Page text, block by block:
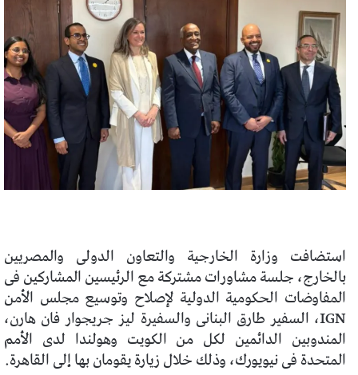
استضافت وزارة الخارجية والتعاون الدولى والمصريين
بالخارج، جلسة مشاورات مشتركة مع الرئيسين المشاركين فى
المفاوضات الحكومية الدولية لإصلاح وتوسيع مجلس الأمن
IGN، السفير طارق البنانى والسفيرة ليز جريجوار فان هارن،
المندوبين الدائمين لكل من الكويت وهولندا لدى الأمم
المتحدة فى نيويورك، وذلك خلال زيارة يقومان بها إلى القاهرة.